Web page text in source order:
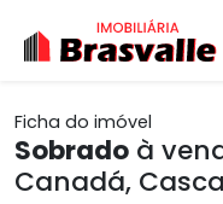
Ficha do imóvel
Sobrado à
Canadá,